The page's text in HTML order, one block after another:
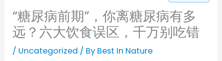
“糖尿病前期”，你离糖尿病有多
远？六大饮食误区，千万别吃错
/ Uncategorized / By Best In Nature